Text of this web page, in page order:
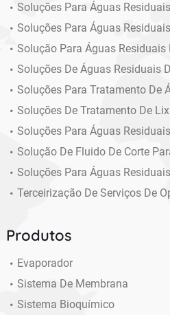
Soluções Para Águas
Soluções Para Águas
Solução Para Águas Residuais
Soluções De Águas Residuais
Soluções Para Tratamento De
Soluções De Tratamento De
Soluções Para Águas
Solução De Fluido De Corte
Soluções Para Águas
Terceirização De Serviços De
Produtos
Evaporador
Sistema De Membrana
Sistema Bioquímico